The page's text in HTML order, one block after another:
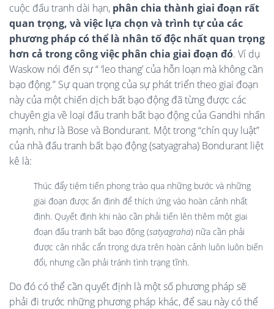
cuộc đấu tranh dài hạn, phân chia thành giai đoạn rất
quan trọng, và việc lựa chọn và trình tự của các
phương pháp có thể là nhân tố độc nhất quan trọng
hơn cả trong công việc phân chia giai đoạn đó. Ví dụ
Waskow nói đến sự “ ‘leo thang’ của hỗn loạn mà không cần
bạo động.” Sự quan trọng của sự phát triển theo giai đoạn
này của một chiến dịch bất bạo động đã từng được các
chuyên gia về loại đấu tranh bất bạo động của Gandhi nhấn
mạnh, như là Bose và Bondurant. Một trong “chín quy luật”
của nhà đấu tranh bất bạo động (satyagraha) Bondurant liệt
kê là:
Thúc đẩy tiệm tiến phong trào qua những bước và những
giai đoạn được ấn định để thích ứng vào hoàn cảnh nhất
định. Quyết định khi nào cần phải tiến lên thêm một giai
đoạn đấu tranh bất bạo động (satyagraha) nữa cần phải
được cân nhắc cẩn trọng dựa trên hoàn cảnh luôn luôn biến
đổi, nhưng cần phải tránh tình trạng tĩnh.
Do đó có thể cần quyết định là một số phương pháp sẽ
phải đi trước những phương pháp khác, để sau này có thể